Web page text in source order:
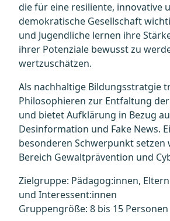
die für eine resiliente, innovative
demokratische Gesellschaft
und Jugendliche lernen ihre
ihrer Potenziale bewusst zu
wertzuschätzen.
Als nachhaltige Bildungsstratgie
Philosophieren zur Entfaltung
und bietet Aufklärung in Bezug
Desinformation und Fake News.
besonderen Schwerpunkt setzen
Bereich Gewaltprävention und
Zielgruppe: Pädagog:innen,
und Interessent:innen
Gruppengröße: 8 bis 15 Personen